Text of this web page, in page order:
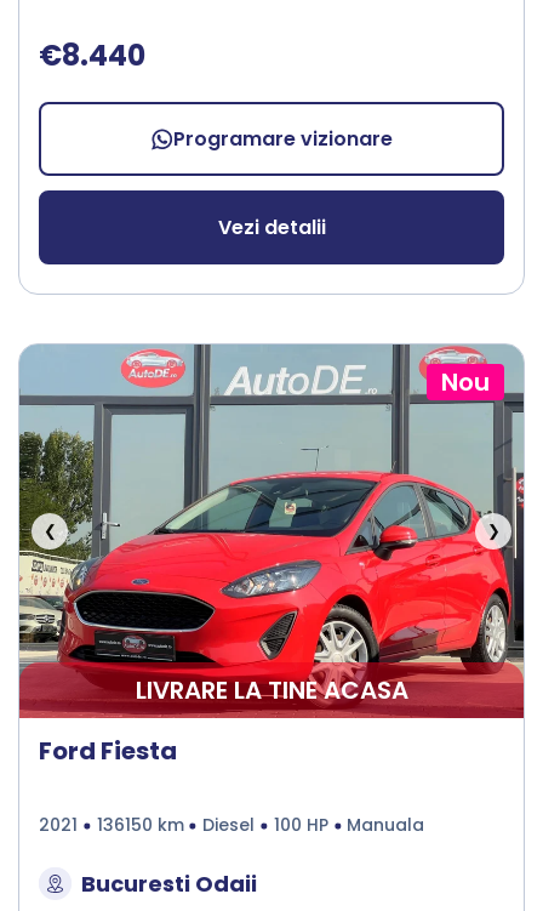
€8.440
Programare vizionare
Vezi detalii
Nou
❮ ❯
LIVRARE LA TINE ACASA
Ford Fiesta
2021 136150 km Diesel 100 HP Manuala
Bucuresti Odaii